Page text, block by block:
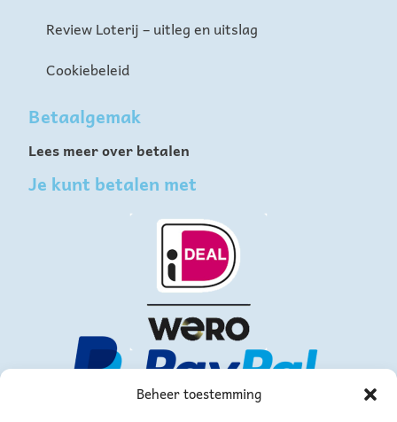
Beheer toestemming
Review Loterij – uitleg en uitslag
Cookiebeleid
Betaalgemak
Lees meer over betalen
Je kunt betalen met